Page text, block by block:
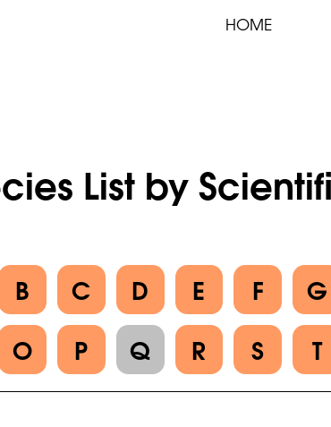
HOME
List by
B C D E F G
O
P Q R S T